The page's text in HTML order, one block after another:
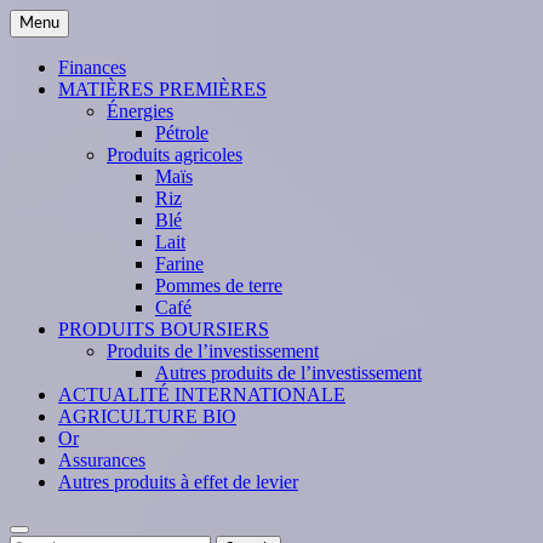
Skip
to
content
Menu
Finances
MATIÈRES PREMIÈRES
Énergies
Pétrole
Produits agricoles
Maïs
Riz
Blé
Lait
Farine
Pommes de terre
Café
PRODUITS BOURSIERS
Produits de l’investissement
Autres produits de l’investissement
ACTUALITÉ INTERNATIONALE
AGRICULTURE BIO
Or
Assurances
Autres produits à effet de levier
Search